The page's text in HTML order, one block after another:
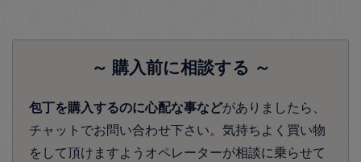
～ 購入前に相談する ～
包丁を購入するのに心配な事などがありましたら、
チャットでお問い合わせ下さい。気持ちよく買い物
をして頂けますようオペレーターが相談に乗らせて